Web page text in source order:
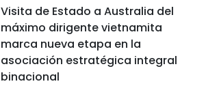
Visita de Estado a Australia del
máximo dirigente vietnamita
marca nueva etapa en la
asociación estratégica integral
binacional